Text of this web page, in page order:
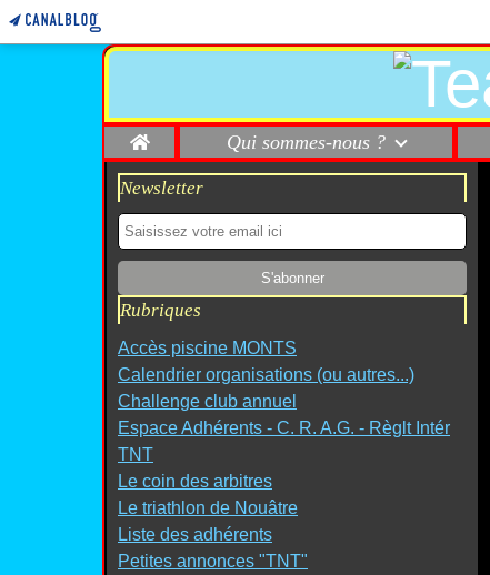
Home Qui sommes-nous ?
Newsletter
Rubriques
Accès piscine MONTS
Calendrier organisations (ou autres...)
Challenge club annuel
Espace Adhérents - C. R. A.G. - Règlt Intér
TNT
Le coin des arbitres
Le triathlon de Nouâtre
Liste des adhérents
Petites annonces "TNT"